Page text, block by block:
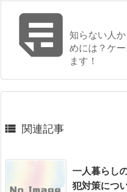
知らない人
めには？ケ
ます！
 関連記事
一人暮らし
犯対策につ